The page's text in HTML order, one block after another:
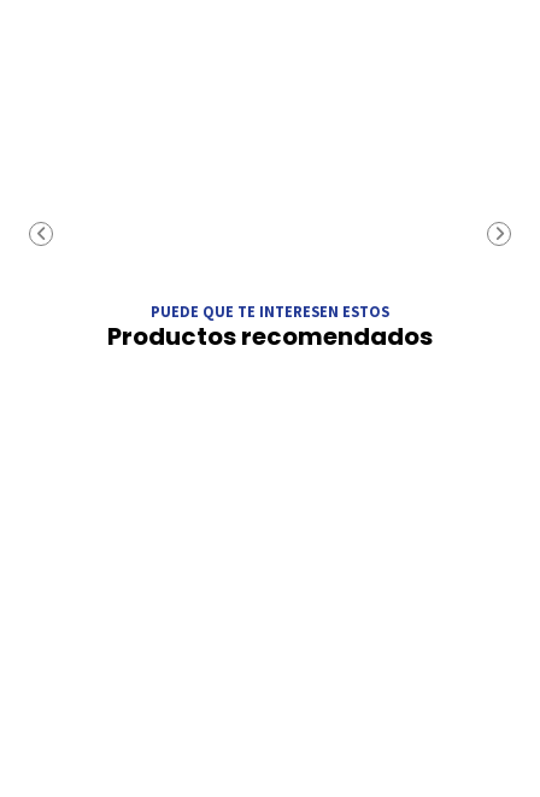
PUEDE QUE TE INTERESEN ESTOS
Productos recomendados